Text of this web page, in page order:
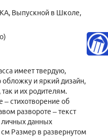
, Выпускной в Школе,
имеет твердую,
и яркий дизайн,
и их родителям.
– стихотворение об
развороте – текст
данных
Размер в развернутом